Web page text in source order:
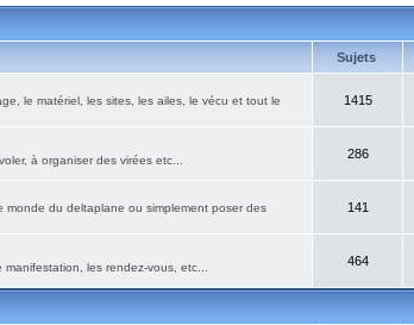
Sujets
le matériel, les sites, les ailes, le vécu et tout le
1415
à organiser des virées etc... 286
monde du deltaplane ou simplement poser des
141
les rendez-vous, etc... 464